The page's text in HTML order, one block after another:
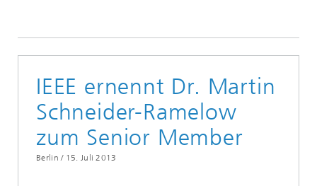
IEEE ernennt Dr. Martin
Schneider-Ramelow
zum Senior Member
Berlin / 15. Juli 2013